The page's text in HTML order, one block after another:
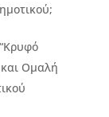
και Ομαλή